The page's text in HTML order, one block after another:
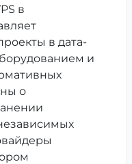
в
в дата-
и
о